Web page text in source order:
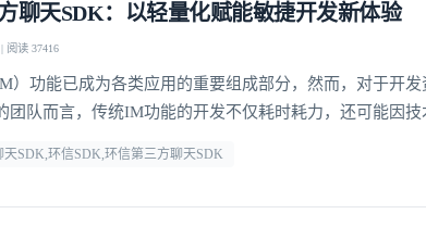
聊天SDK：以轻量化赋能敏捷开发新体验
阅读 37416
）功能已成为各类应用的重要组成部分，然而，对于开发
团队而言，传统IM功能的开发不仅耗时耗力，还可能因技
天SDK,环信SDK,环信第三方聊天SDK
我已阅读并同意
提交
，谢谢